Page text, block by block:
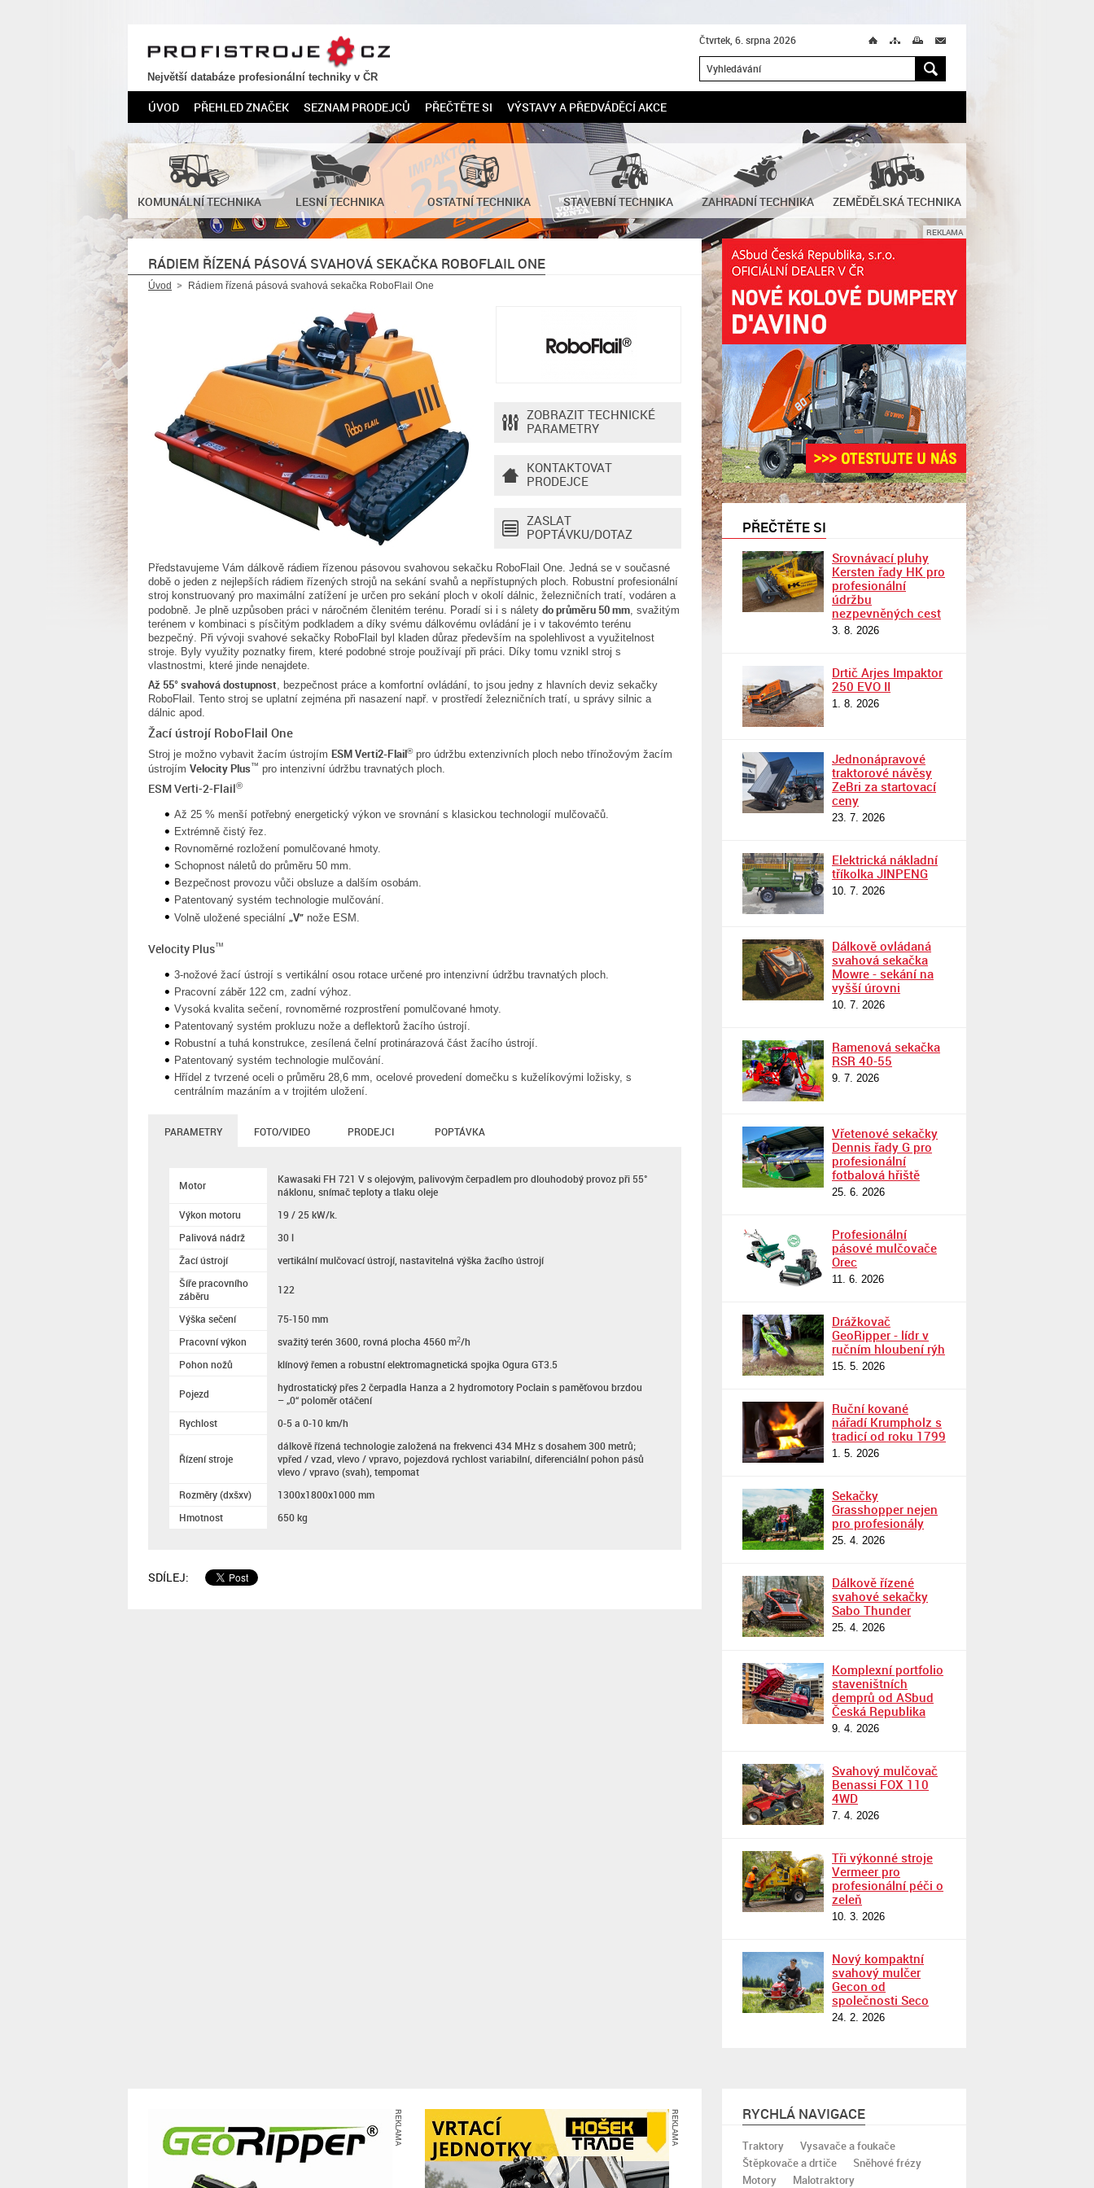
PROFISTROJE.CZ
Největší databáze profesionální techniky v ČR
Čtvrtek, 6. srpna 2026 Ú M T M
H
ÚVOD PŘEHLED ZNAČEK SEZNAM PRODEJCŮ PŘEČTĚTE SI VÝSTAVY A PŘEDVÁDĚCÍ AKCE
KOMUNÁLNÍ TECHNIKA LESNÍ TECHNIKA OSTATNÍ TECHNIKA STAVEBNÍ TECHNIKA ZAHRADNÍ TECHNIKA ZEMĚDĚLSKÁ TECHNIKA
RÁDIEM ŘÍZENÁ PÁSOVÁ SVAHOVÁ SEKAČKA ROBOFLAIL ONE
Úvod Rádiem řízená pásová svahová sekačka RoboFlail One
ZOBRAZIT TECHNICKÉ
PARAMETRY
KONTAKTOVAT
PRODEJCE
ZASLAT
POPTÁVKU/DOTAZ
Představujeme Vám dálkově rádiem řízenou pásovou svahovou sekačku RoboFlail One. Jedná se v současné
době o jeden z nejlepších rádiem řízených strojů na sekání svahů a nepřístupných ploch. Robustní profesionální
stroj konstruovaný pro maximální zatížení je určen pro sekání ploch v okolí dálnic, železničních tratí, vodáren a
podobně. Je plně uzpůsoben práci v náročném členitém terénu. Poradí si i s nálety do průměru 50 mm, svažitým
terénem v kombinaci s písčitým podkladem a díky svému dálkovému ovládání je i v takovémto terénu
bezpečný. Při vývoji svahové sekačky RoboFlail byl kladen důraz především na spolehlivost a využitelnost
stroje. Byly využity poznatky firem, které podobné stroje používají při práci. Díky tomu vznikl stroj s
vlastnostmi, které jinde nenajdete.
Až 55° svahová dostupnost, bezpečnost práce a komfortní ovládání, to jsou jedny z hlavních deviz sekačky
RoboFlail. Tento stroj se uplatní zejména při nasazení např. v prostředí železničních tratí, u správy silnic a
dálnic apod.
Žací ústrojí RoboFlail One
Stroj je možno vybavit žacím ústrojím ESM Verti2-Flail®pro údržbu extenzivních ploch nebo třínožovým žacím
ústrojím Velocity Plus™ pro intenzivní údržbu travnatých ploch.
ESM Verti-2-Flail®
Až 25 % menší potřebný energetický výkon ve srovnání s klasickou technologií mulčovačů.
Extrémně čistý řez.
Rovnoměrné rozložení pomulčované hmoty.
Schopnost náletů do průměru 50 mm.
Bezpečnost provozu vůči obsluze a dalším osobám.
Patentovaný systém technologie mulčování.
Volně uložené speciální „V” nože ESM.
Velocity Plus™
3-nožové žací ústrojí s vertikální osou rotace určené pro intenzivní údržbu travnatých ploch.
Pracovní záběr 122 cm, zadní výhoz.
Vysoká kvalita sečení, rovnoměrné rozprostření pomulčované hmoty.
Patentovaný systém prokluzu nože a deflektorů žacího ústrojí.
Robustní a tuhá konstrukce, zesílená čelní protinárazová část žacího ústrojí.
Patentovaný systém technologie mulčování.
Hřídel z tvrzené oceli o průměru 28,6 mm, ocelové provedení domečku s kuželíkovými ložisky, s
centrálním mazáním a v trojitém uložení.
PARAMETRY FOTO/VIDEO PRODEJCI POPTÁVKA
Motor
Kawasaki FH 721 V s olejovým, palivovým čerpadlem pro dlouhodobý provoz při 55°
náklonu, snímač teploty a tlaku oleje
Výkon motoru
19 / 25 kW/k.
Palivová nádrž
30 l
Žací ústrojí
vertikální mulčovací ústrojí, nastavitelná výška žacího ústrojí
Šíře pracovního
záběru
122
Výška sečení
75-150 mm
Pracovní výkon
svažitý terén 3600, rovná plocha 4560 m2/h
Pohon nožů
klínový řemen a robustní elektromagnetická spojka Ogura GT3.5
Pojezd
hydrostatický přes 2 čerpadla Hanza a 2 hydromotory Poclain s paměťovou brzdou
– „0“ poloměr otáčení
Rychlost
0-5 a 0-10 km/h
Řízení stroje
dálkově řízená technologie založená na frekvenci 434 MHz s dosahem 300 metrů;
vpřed / vzad, vlevo / vpravo, pojezdová rychlost variabilní, diferenciální pohon pásů
vlevo / vpravo (svah), tempomat
Rozměry (dxšxv)
1300x1800x1000 mm
Hmotnost
650 kg
SDÍLEJ:
REKLAMA
PŘEČTĚTE SI
Srovnávací pluhy
Kersten řady HK pro
profesionální
údržbu
nezpevněných cest
3. 8. 2026
Drtič Arjes Impaktor
250 EVO II
1. 8. 2026
Jednonápravové
traktorové návěsy
ZeBri za startovací
ceny
23. 7. 2026
Elektrická nákladní
tříkolka JINPENG
10. 7. 2026
Dálkově ovládaná
svahová sekačka
Mowre - sekání na
vyšší úrovni
10. 7. 2026
Ramenová sekačka
RSR 40-55
9. 7. 2026
Vřetenové sekačky
Dennis řady G pro
profesionální
fotbalová hřiště
25. 6. 2026
Profesionální
pásové mulčovače
Orec
11. 6. 2026
Drážkovač
GeoRipper - lídr v
ručním hloubení rýh
15. 5. 2026
Ruční kované
nářadí Krumpholz s
tradicí od roku 1799
1. 5. 2026
Sekačky
Grasshopper nejen
pro profesionály
25. 4. 2026
Dálkově řízené
svahové sekačky
Sabo Thunder
25. 4. 2026
Komplexní portfolio
staveništních
demprů od ASbud
Česká Republika
9. 4. 2026
Svahový mulčovač
Benassi FOX 110
4WD
7. 4. 2026
Tři výkonné stroje
Vermeer pro
profesionální péči o
zeleň
10. 3. 2026
Nový kompaktní
svahový mulčer
Gecon od
společnosti Seco
24. 2. 2026
REKLAMA REKLAMA RYCHLÁ NAVIGACE
Traktory
Vysavače a foukače
Štěpkovače a drtiče
Sněhové frézy
Motory
Malotraktory